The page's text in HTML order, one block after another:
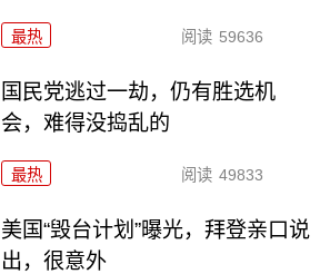
最热 阅读 59636
国民党逃过一劫，仍有胜选机
会，难得没捣乱的
最热 阅读 49833
美国“毁台计划”曝光，拜登亲口说
出，很意外